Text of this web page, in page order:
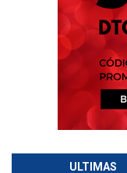
ULTIMAS